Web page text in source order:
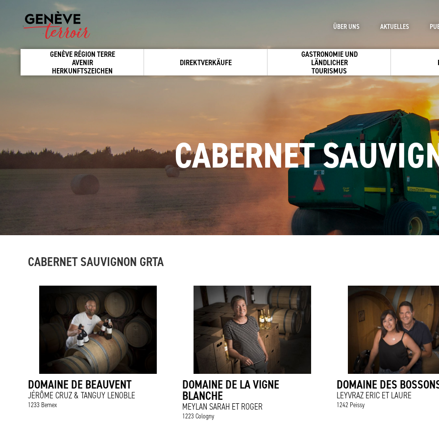
GENÈVE RÉGION TERRE
AVENIR
HERKUNFTSZEICHEN
DIREKTVERKÄUFE
GASTRONOMIE UND
LÄNDLICHER
TOURISMUS
ÜBER UNS AKTUELLES
CABERNET
CABERNET SAUVIGNON GRTA
DOMAINE DE BEAUVENT
JÉRÔME CRUZ & TANGUY LENOBLE
1233 Bernex
DOMAINE DE LA VIGNE
BLANCHE
MEYLAN SARAH ET ROGER
1223 Cologny
DOMAINE DES
LEYVRAZ ERIC ET LAURE
1242 Peissy